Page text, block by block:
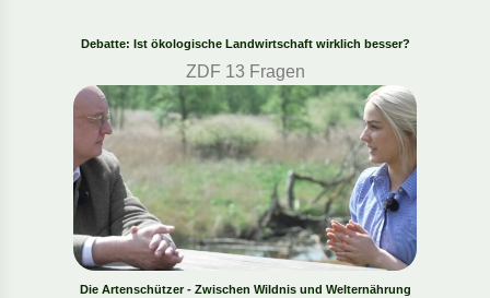
Debatte: Ist ökologische Landwirtschaft wirklich besser?
ZDF 13 Fragen
Die Artenschützer - Zwischen Wildnis und Welternährung